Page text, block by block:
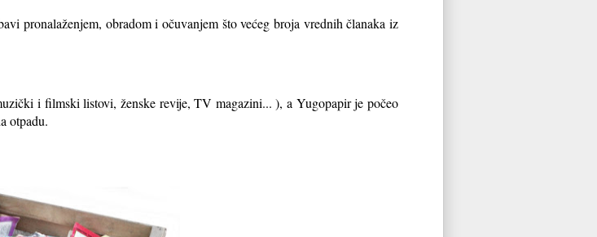
pronalaženjem, obradom i očuvanjem što većeg broja vrednih članaka iz
i filmski listovi, ženske revije, TV magazini... ), a Yugopapir je počeo
otpadu.